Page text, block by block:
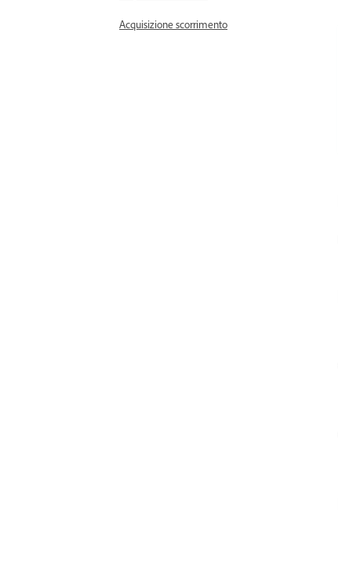
Acquisizione scorrimento